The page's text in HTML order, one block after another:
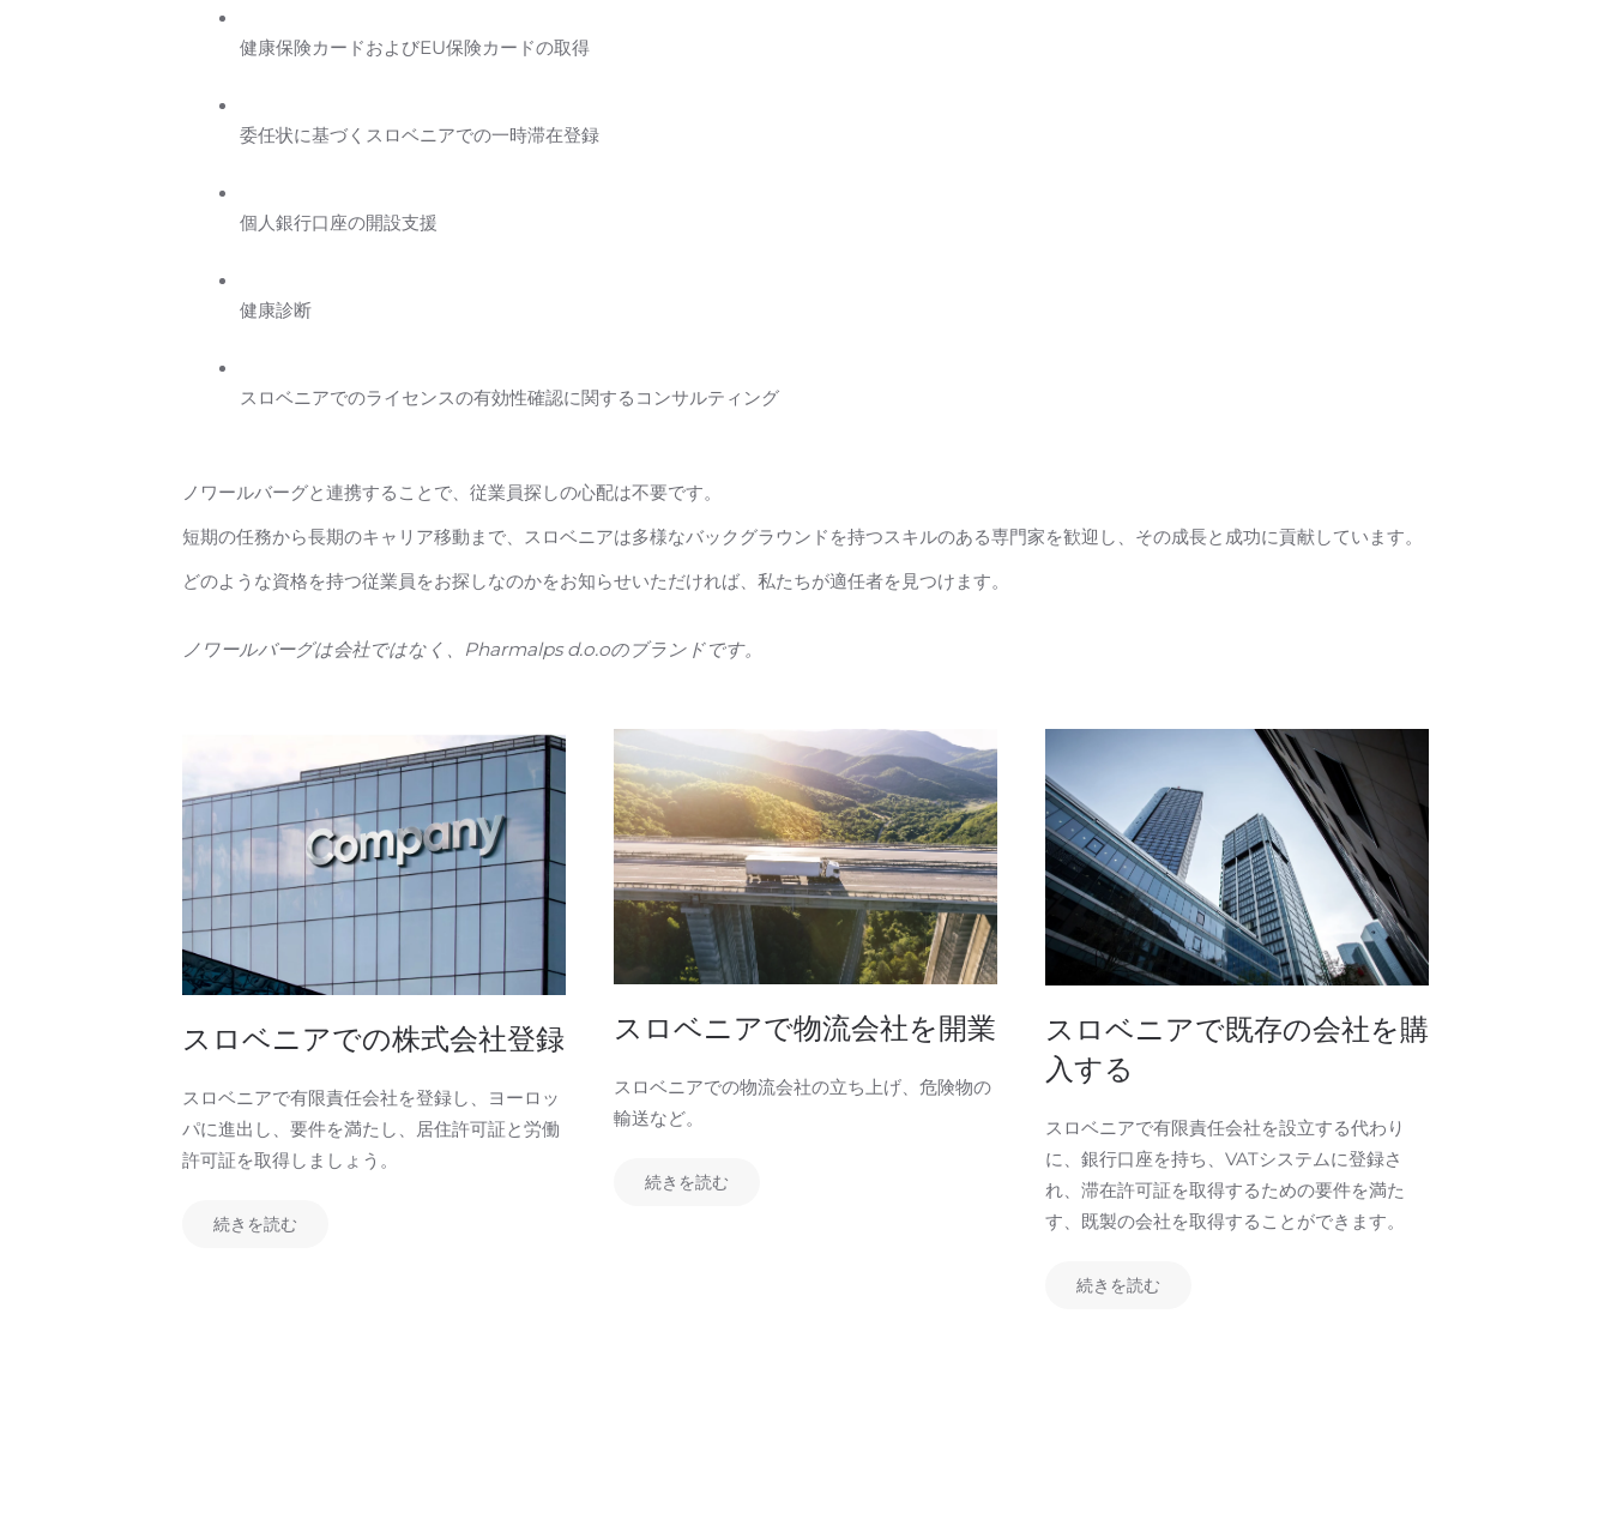
健康保険カードおよびEU保険カードの取得
委任状に基づくスロベニアでの一時滞在登録
個人銀行口座の開設支援
健康診断
スロベニアでのライセンスの有効性確認に関するコンサルティング
ノワールバーグと連携することで、従業員探しの心配は不要です。
短期の任務から長期のキャリア移動まで、スロベニアは多様なバックグラウンドを持つスキルのある専門家を歓迎し、その成長と成功に貢献しています。
どのような資格を持つ従業員をお探しなのかをお知らせいただければ、私たちが適任者を見つけます。
ノワールバーグは会社ではなく、Pharmalps d.o.oのブランドです。
スロベニアでの株式会社登録
スロベニアで有限責任会社を登録し、ヨーロッ
パに進出し、要件を満たし、居住許可証と労働
許可証を取得しましょう。
続きを読む
スロベニアで物流会社を開業
スロベニアでの物流会社の立ち上げ、危険物の
輸送など。
続きを読む
スロベニアで既存の会社を購
入する
スロベニアで有限責任会社を設立する代わり
に、銀行口座を持ち、VATシステムに登録さ
れ、滞在許可証を取得するための要件を満た
す、既製の会社を取得することができます。
続きを読む